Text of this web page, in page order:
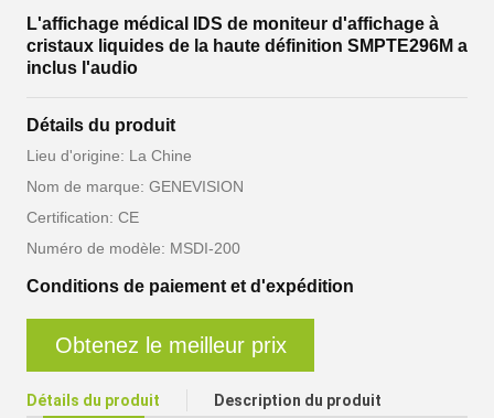
L'affichage médical IDS de moniteur d'affichage à
cristaux liquides de la haute définition SMPTE296M a
inclus l'audio
Détails du produit
Lieu d'origine: La Chine
Nom de marque: GENEVISION
Certification: CE
Numéro de modèle: MSDI-200
Conditions de paiement et d'expédition
Obtenez le meilleur prix
Détails du produit Description du produit